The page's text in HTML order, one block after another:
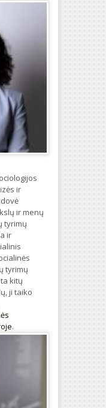
ir
ir menų
tyrimų
ir
tyrimų
kitų
ji taiko
.